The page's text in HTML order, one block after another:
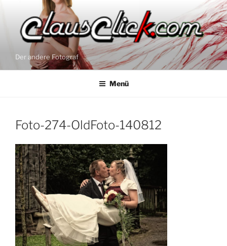
springen
Der andere Fotograf
Menü
Foto-274-OldFoto-140812